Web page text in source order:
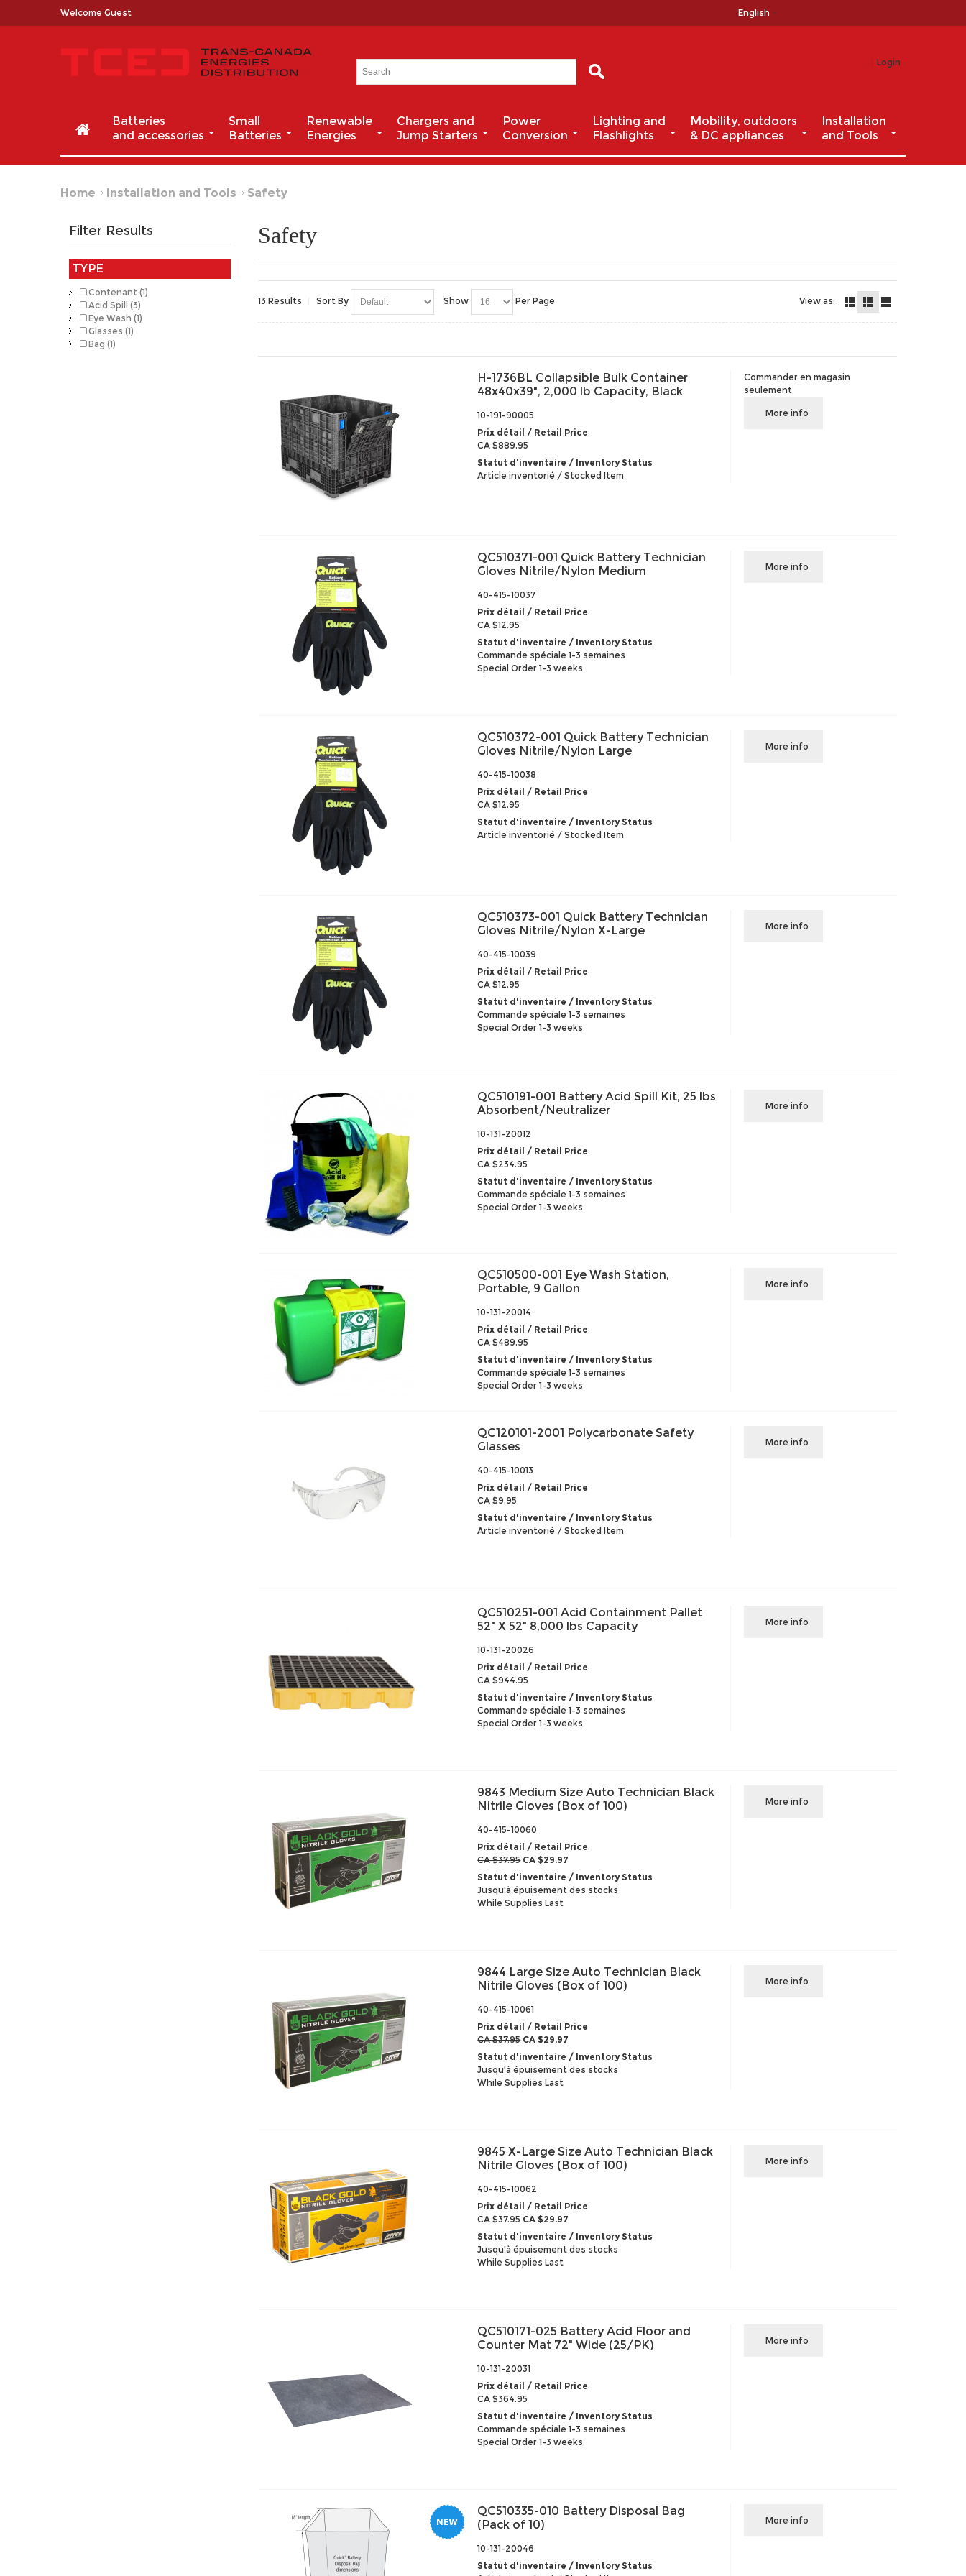
Welcome Guest English
Login
Batteries
and accessories
Small
Batteries
Renewable
Energies
Chargers and
Jump Starters
Power
Conversion
Lighting and
Flashlights
Mobility, outdoors
& DC appliances
Installation
and Tools
Home Installation and Tools Safety
Filter Results
TYPE
Contenant (1)
Acid Spill (3)
Eye Wash (1)
Glasses (1)
Bag (1)
Safety
13 Results Sort By Show Per Page View as:
H-1736BL Collapsible Bulk Container
48x40x39", 2,000 lb Capacity, Black
10-191-90005
Prix détail / Retail Price
CA $889.95
Statut d'inventaire / Inventory Status
Article inventorié / Stocked Item
Commander en magasin
seulement
More info
QC510371-001 Quick Battery Technician
Gloves Nitrile/Nylon Medium
40-415-10037
Prix détail / Retail Price
CA $12.95
Statut d'inventaire / Inventory Status
Commande spéciale 1-3 semaines
Special Order 1-3 weeks
More info
QC510372-001 Quick Battery Technician
Gloves Nitrile/Nylon Large
40-415-10038
Prix détail / Retail Price
CA $12.95
Statut d'inventaire / Inventory Status
Article inventorié / Stocked Item
More info
QC510373-001 Quick Battery Technician
Gloves Nitrile/Nylon X-Large
40-415-10039
Prix détail / Retail Price
CA $12.95
Statut d'inventaire / Inventory Status
Commande spéciale 1-3 semaines
Special Order 1-3 weeks
More info
QC510191-001 Battery Acid Spill Kit, 25 lbs
Absorbent/Neutralizer
10-131-20012
Prix détail / Retail Price
CA $234.95
Statut d'inventaire / Inventory Status
Commande spéciale 1-3 semaines
Special Order 1-3 weeks
More info
QC510500-001 Eye Wash Station,
Portable, 9 Gallon
10-131-20014
Prix détail / Retail Price
CA $489.95
Statut d'inventaire / Inventory Status
Commande spéciale 1-3 semaines
Special Order 1-3 weeks
More info
QC120101-2001 Polycarbonate Safety
Glasses
40-415-10013
Prix détail / Retail Price
CA $9.95
Statut d'inventaire / Inventory Status
Article inventorié / Stocked Item
More info
QC510251-001 Acid Containment Pallet
52" X 52" 8,000 lbs Capacity
10-131-20026
Prix détail / Retail Price
CA $944.95
Statut d'inventaire / Inventory Status
Commande spéciale 1-3 semaines
Special Order 1-3 weeks
More info
9843 Medium Size Auto Technician Black
Nitrile Gloves (Box of 100)
40-415-10060
Prix détail / Retail Price
CA $37.95CA $29.97
Statut d'inventaire / Inventory Status
Jusqu'à épuisement des stocks
While Supplies Last
More info
9844 Large Size Auto Technician Black
Nitrile Gloves (Box of 100)
40-415-10061
Prix détail / Retail Price
CA $37.95CA $29.97
Statut d'inventaire / Inventory Status
Jusqu'à épuisement des stocks
While Supplies Last
More info
9845 X-Large Size Auto Technician Black
Nitrile Gloves (Box of 100)
40-415-10062
Prix détail / Retail Price
CA $37.95CA $29.97
Statut d'inventaire / Inventory Status
Jusqu'à épuisement des stocks
While Supplies Last
More info
QC510171-025 Battery Acid Floor and
Counter Mat 72" Wide (25/PK)
10-131-20031
Prix détail / Retail Price
CA $364.95
Statut d'inventaire / Inventory Status
Commande spéciale 1-3 semaines
Special Order 1-3 weeks
More info
QC510335-010 Battery Disposal Bag
(Pack of 10)
10-131-20046
Statut d'inventaire / Inventory Status
More info